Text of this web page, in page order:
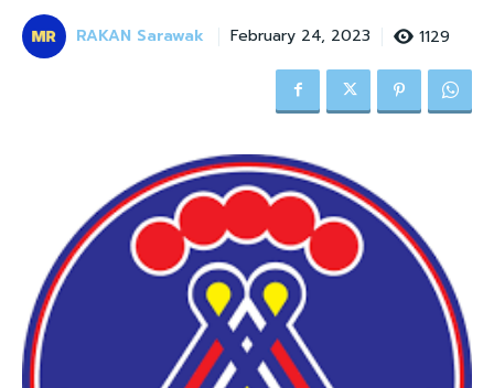
RAKAN Sarawak February 24, 2023 1129